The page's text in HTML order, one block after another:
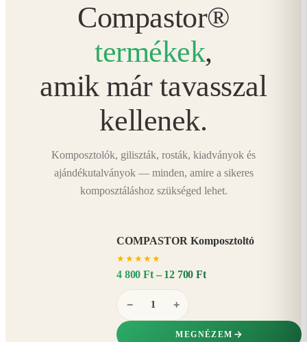
Compastor®
termékek,
amik már tavasszal
kellenek.
Komposztolók, giliszták, rosták, kiadványok és
ajándékutalványok — minden, amire a sikeres
komposztáláshoz szükséged lehet.
COMPASTOR Komposztoltó
★ ★ ★ ★ ★
4 800 Ft – 12 700 Ft
− +
MEGNÉZEM